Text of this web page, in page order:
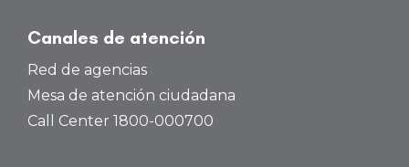
Canales de atención
Red de agencias
Mesa de atención ciudadana
Call Center 1800-000700